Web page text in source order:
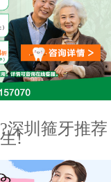
深圳箍牙推荐
!